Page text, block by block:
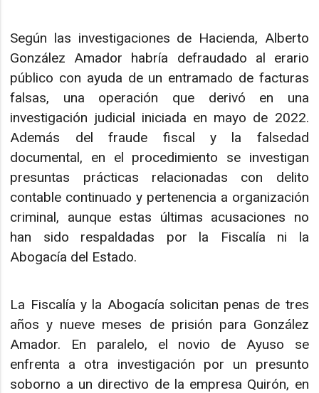
Según las investigaciones de Hacienda, Alberto
González Amador habría defraudado al erario
público con ayuda de un entramado de facturas
falsas, una operación que derivó en una
investigación judicial iniciada en mayo de 2022.
Además del fraude fiscal y la falsedad
documental, en el procedimiento se investigan
presuntas prácticas relacionadas con delito
contable continuado y pertenencia a organización
criminal, aunque estas últimas acusaciones no
han sido respaldadas por la Fiscalía ni la
Abogacía del Estado.
La Fiscalía y la Abogacía solicitan penas de tres
años y nueve meses de prisión para González
Amador. En paralelo, el novio de Ayuso se
enfrenta a otra investigación por un presunto
soborno a un directivo de la empresa Quirón, en